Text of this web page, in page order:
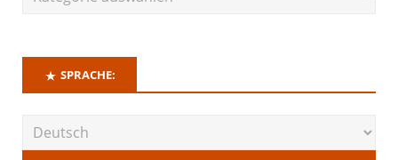
SPRACHE: